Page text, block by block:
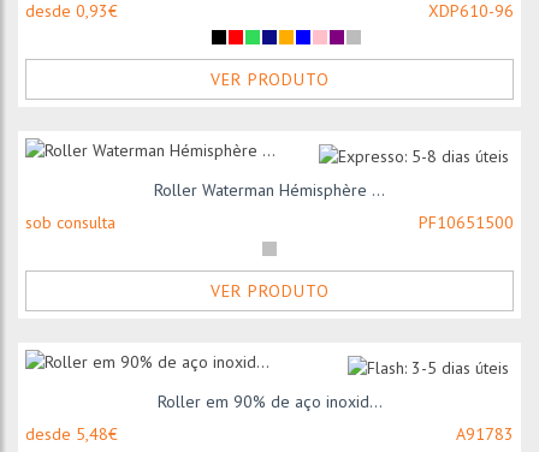
desde 0,93€
XDP610-96
VER PRODUTO
Roller Waterman Hémisphère ...
sob consulta
PF10651500
VER PRODUTO
Roller em 90% de aço inoxid...
desde 5,48€
A91783